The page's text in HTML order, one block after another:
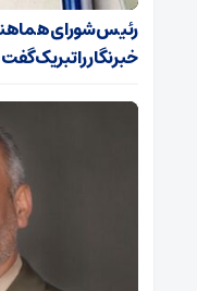
رئیس شورای
خبرنگار را تبریک گفت